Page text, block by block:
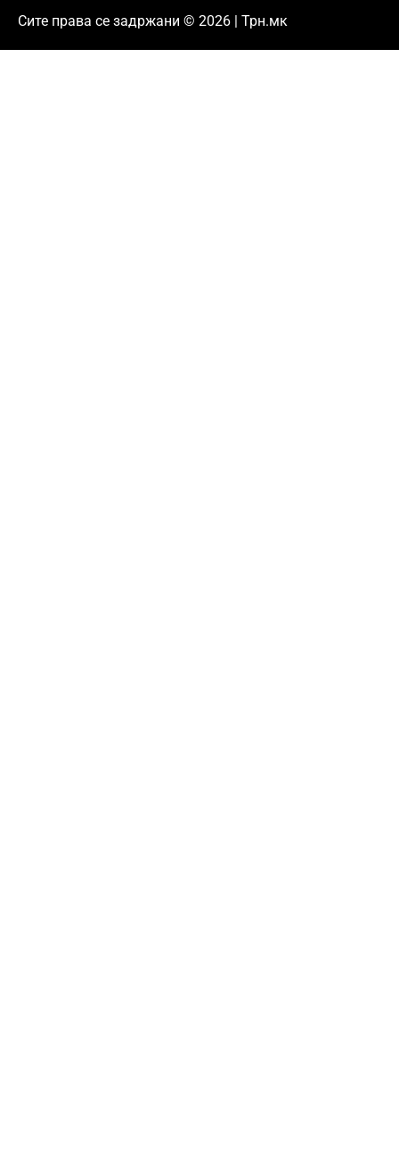
Сите права се задржани © 2026 | Трн.мк